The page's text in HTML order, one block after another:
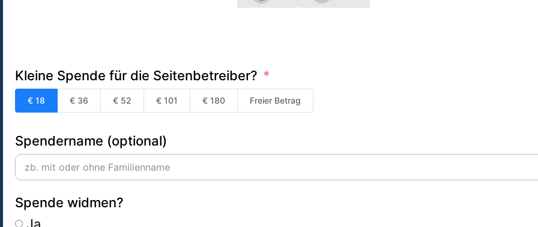
Kleine Spende für die Seitenbetreiber?
€ 18 € 36 € 52 € 101 € 180 Freier Betrag
Spendername (optional)
Spende widmen?
Ja